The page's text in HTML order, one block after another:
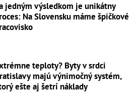
jedným výsledkom je unikátny
Na Slovensku máme špičkové
teploty? Byty v srdci
majú výnimočný systém,
ešte aj šetrí náklady